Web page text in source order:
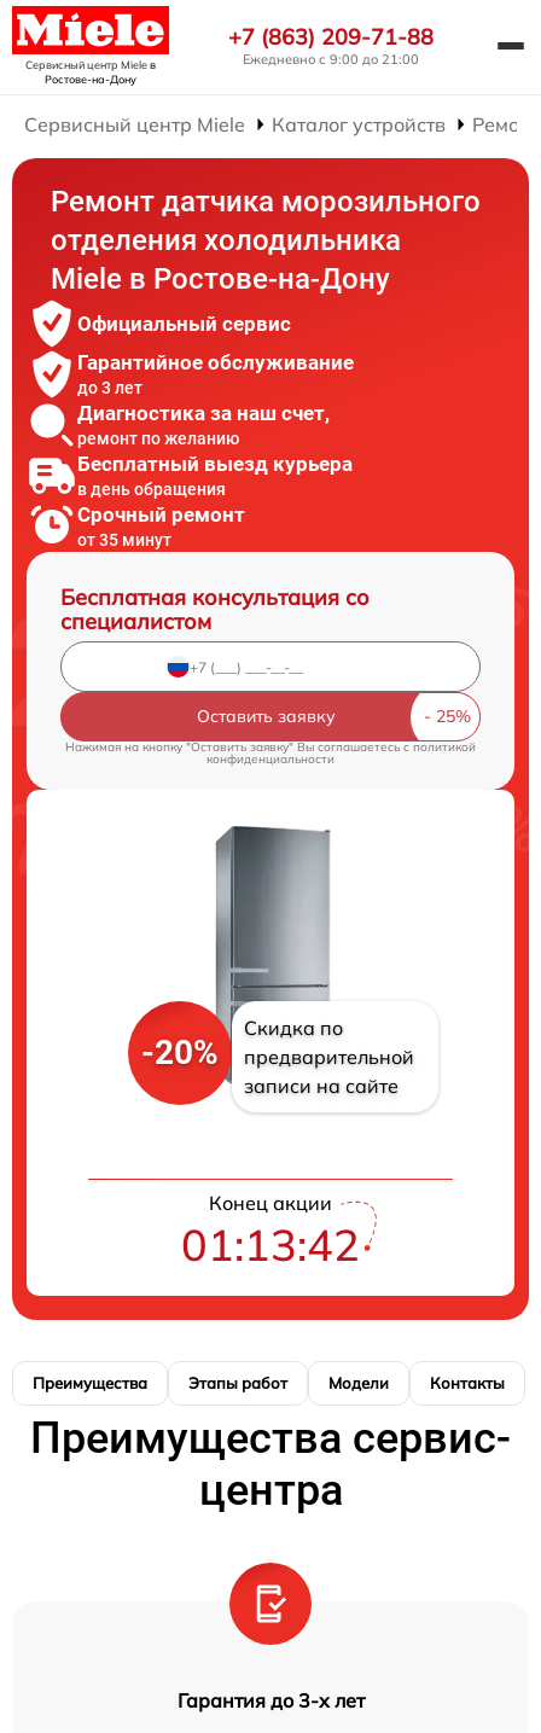
Сервисный центр Mieleв
Ростове-на-Дону
+7 (863) 209-71-88
Ежедневно с 9:00 до 21:00
Сервисный центр Miele Каталог устройств
Ремонт датчика морозильного
отделения холодильника
Miele в Ростове-на-Дону
Официальный сервис
Гарантийное обслуживание
до 3 лет
Диагностика за наш счет,
ремонт по желанию
Бесплатный выезд курьера
в день обращения
Срочный ремонт
от 35 минут
Бесплатная консультация со
специалистом
Оставить заявку
Нажимая на кнопку "Оставить заявку" Вы соглашаетесь cполитикой
конфиденциальности
-20%
Скидка по
предварительной
записи на сайте
Конец акции
01:13:41
Преимущества Этапы работ Модели Контакты
Преимущества сервис-
центра
Гарантия до 3-х лет